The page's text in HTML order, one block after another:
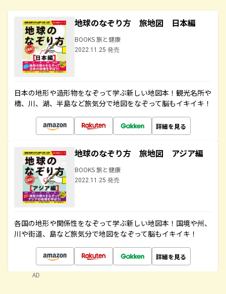
地球のなぞり方 旅地図 日本編
BOOKS 旅と健康
2022.11.25 発売
日本の地形や造形物をなぞって学ぶ新しい地図本！観光名所や
橋、川、湖、半島など旅気分で地図をなぞって脳もイキイキ！
詳細を見る
地球のなぞり方 旅地図 アジア編
BOOKS 旅と健康
2022.11.25 発売
各国の地形や関係性をなぞって学ぶ新しい地図本！国境や州、
川や街道、島など旅気分で地図をなぞって脳もイキイキ！
詳細を見る
AD